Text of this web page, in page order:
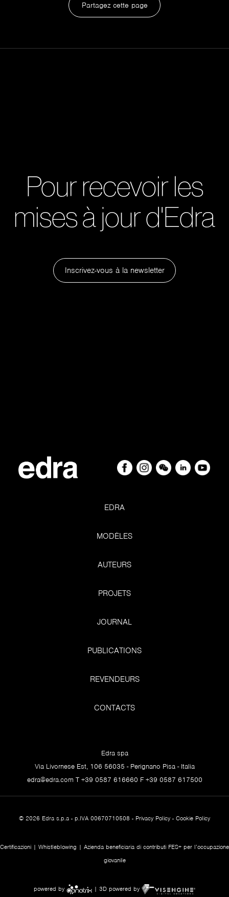
Partagez cette page
Inscrivez-vous à la newsletter
Pour recevoir les
mises à jour d'Edra
EDRA
MODÈLES
AUTEURS
PROJETS
JOURNAL
PUBLICATIONS
REVENDEURS
CONTACTS
Edra spa
Via Livornese Est, 106 56035 - Perignano Pisa - Italia
edra@edra.comT +39 0587 616660 F +39 0587 617500
© 2026 Edra s.p.a - p.IVA 00670710508 - Privacy Policy - Cookie Policy
Certificazioni | Whistleblowing | Azienda beneficiaria di contributi FES+ per l’occupazione
giovanile
powered by | 3D powered by